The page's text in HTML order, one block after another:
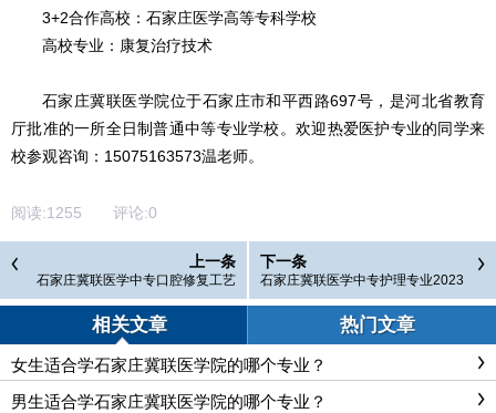
3+2合作高校：石家庄医学高等专科学校
高校专业：康复治疗技术
石家庄冀联医学院位于石家庄市和平西路697号，是河北省教育
厅批准的一所全日制普通中等专业学校。欢迎热爱医护专业的同学来
校参观咨询：15075163573温老师。
阅读:1255 评论:0
上一条
石家庄冀联医学中专口腔修复工艺
专业2023年秋季招生介绍
下一条
石家庄冀联医学中专护理专业2023
年秋季招生介绍
相关文章 热门文章
女生适合学石家庄冀联医学院的哪个专业？
男生适合学石家庄冀联医学院的哪个专业？